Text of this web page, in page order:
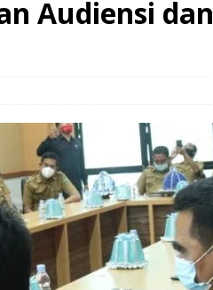
Audiensi dan